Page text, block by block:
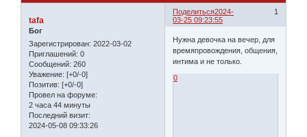
Поделиться 1
2024-
03-25 09:23:55
tafa
Бог
Зарегистрирован: 2022-03-02
Приглашений: 0
Сообщений: 260
Уважение: [+0/-0]
Позитив: [+0/-0]
Провел на форуме:
2 часа 44 минуты
Последний визит:
2024-05-08 09:33:26
Нужна девочка на вечер, для
времяпровождения, общения,
интима и не только.
0